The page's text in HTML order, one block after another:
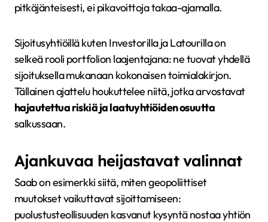
pitkäjänteisesti, ei pikavoittoja takaa-ajamalla.
Sijoitusyhtiöillä kuten Investorilla ja Latourilla on
selkeä rooli portfolion laajentajana: ne tuovat yhdellä
sijoituksella mukanaan kokonaisen toimialakirjon.
Tällainen ajattelu houkuttelee niitä, jotka arvostavat
hajautettua riskiä ja laatuyhtiöiden osuutta
salkussaan.
Ajankuvaa heijastavat valinnat
Saab on esimerkki siitä, miten geopoliittiset
muutokset vaikuttavat sijoittamiseen:
puolustusteollisuuden kasvanut kysyntä nostaa yhtiön